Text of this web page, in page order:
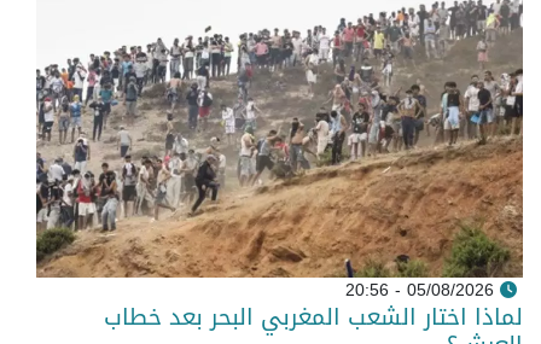
05/08/2026 - 20:56
لماذا اختار الشعب المغربي البحر بعد خطاب